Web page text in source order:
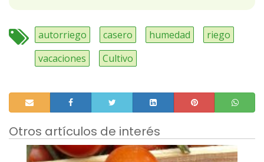
autorriego casero humedad
riego
vacaciones
Cultivo
Otros artículos de interés